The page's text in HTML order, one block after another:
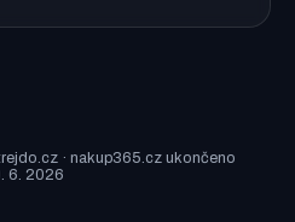
· nakup365.cz ukončeno
6. 2026